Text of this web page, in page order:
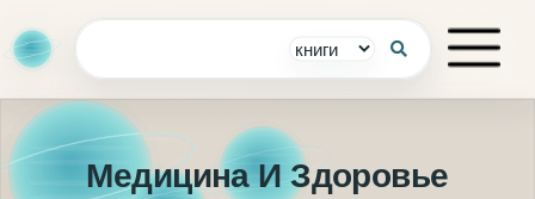
Медицина И Здоровье